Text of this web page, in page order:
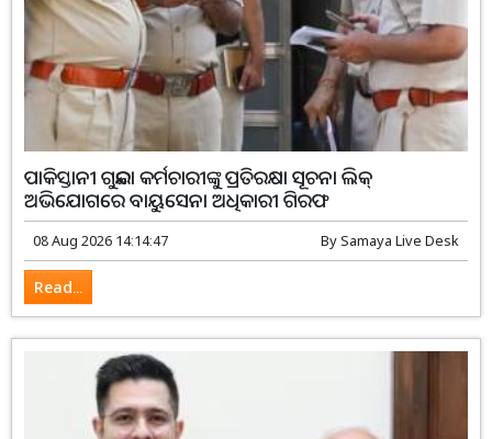
ପାକିସ୍ତାନୀ ଗୁଇନ୍ଦା କର୍ମଚାରୀଙ୍କୁ ପ୍ରତିରକ୍ଷା ସୂଚନା ଲିକ୍‌
ଅଭିଯୋଗରେ ବାୟୁସେନା ଅଧିକାରୀ ଗିରଫ
08 Aug 2026 14:14:47 BySamaya Live Desk
Read...